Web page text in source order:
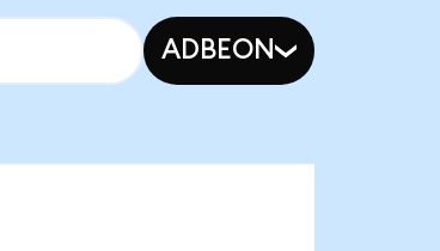
ADBEON